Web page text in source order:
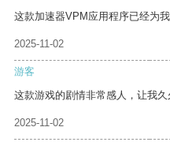
这款加速器VPM应用程序已经为
2025-11-02
游客
这款游戏的剧情非常感人，让我久
2025-11-02